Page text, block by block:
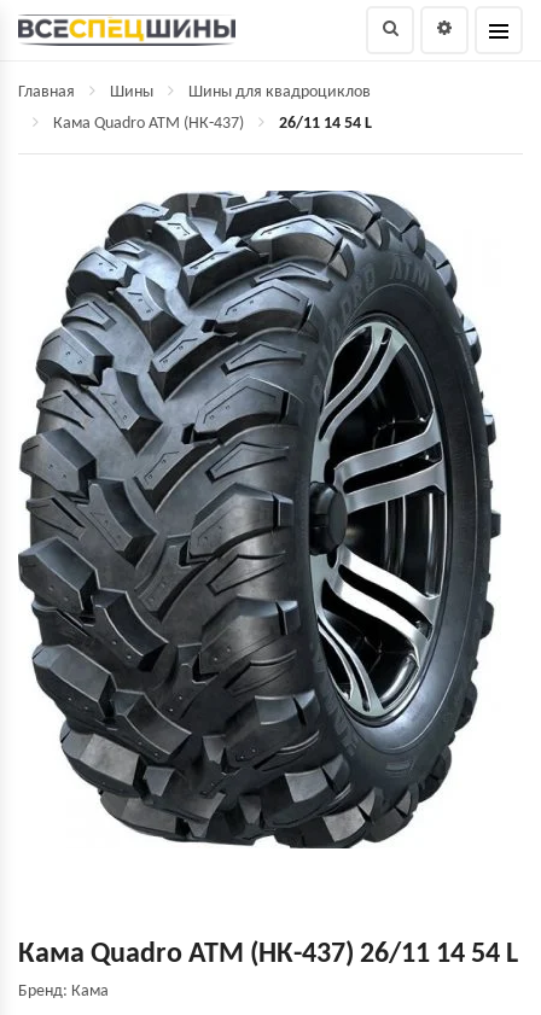
Главная Шины
Шины для квадроциклов
Кама Quadro ATM (НК-437)
26/11 14 54 L
Кама Quadro ATM (НК-437) 26/11 14 54 L
Бренд: Кама